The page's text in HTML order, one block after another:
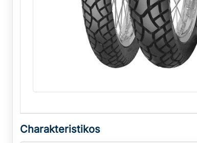
Charakteristikos